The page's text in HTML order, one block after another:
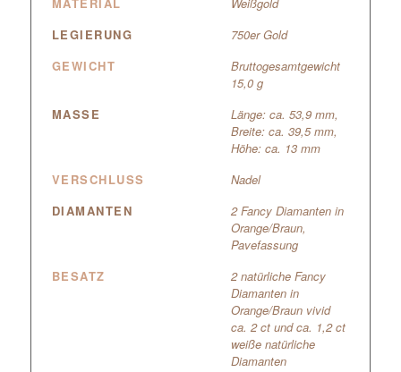
LEGIERUNG
750er Gold
GEWICHT
Bruttogesamtgewicht
15,0 g
MASSE
Länge: ca. 53,9 mm,
Breite: ca. 39,5 mm,
Höhe: ca. 13 mm
VERSCHLUSS
Nadel
DIAMANTEN
2 Fancy Diamanten in
Orange/Braun,
Pavefassung
BESATZ
2 natürliche Fancy
Diamanten in
Orange/Braun vivid
ca. 2 ct und ca. 1,2 ct
weiße natürliche
Diamanten